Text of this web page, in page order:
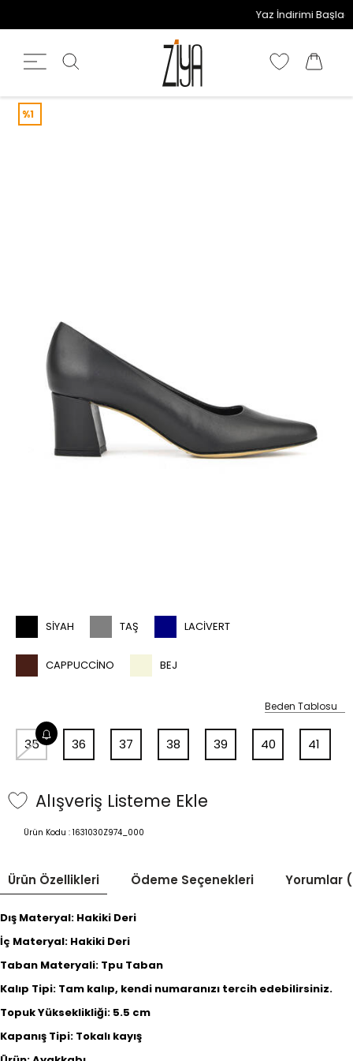
Yaz İndirimi Başladı!
%1
SIYAH TAŞ LACIVERT
CAPPUCCINO BEJ
Beden Tablosu
35 36 37 38 39 40 41
Alışveriş Listeme Ekle
Ürün Kodu : 1631030Z974_000
Ürün Özellikleri Ödeme Seçenekleri Yorumlar
Dış Materyal: Hakiki Deri
İç Materyal: Hakiki Deri
Taban Materyali: Tpu Taban
Kalıp Tipi: Tam kalıp, kendi numaranızı tercih edebilirsiniz.
Topuk Yükseklikliği: 5.5 cm
Kapanış Tipi: Tokalı kayış